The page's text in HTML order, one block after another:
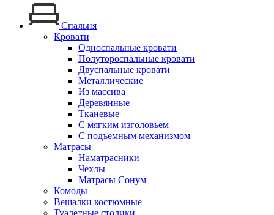
Спальня
Кровати
Односпальные кровати
Полутороспальные кровати
Двуспальные кровати
Металлические
Из массива
Деревянные
Тканевые
С мягким изголовьем
С подъемным механизмом
Матрасы
Наматрасники
Чехлы
Матрасы Сонум
Комоды
Вешалки костюмные